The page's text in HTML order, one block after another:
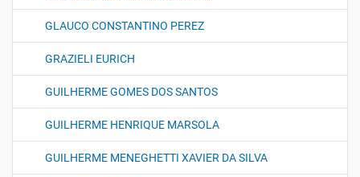
GLAUCO CONSTANTINO PEREZ
GRAZIELI EURICH
GUILHERME GOMES DOS SANTOS
GUILHERME HENRIQUE MARSOLA
GUILHERME MENEGHETTI XAVIER DA SILVA